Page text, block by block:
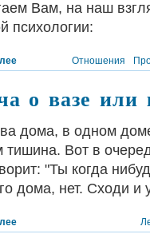
Вам, на наш
психологии:
Отношения
о вазе или
дома, в одном
тишина. Вот в
"Ты когда
дома, нет. Сходи и